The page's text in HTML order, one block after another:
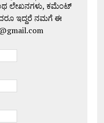
ಲೇಖನಗಳು, ಕಮೆಂಟ್
ಇದ್ದರೆ ನಮಗೆ ಈ